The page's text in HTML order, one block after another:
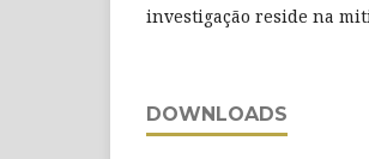
investigação reside na
DOWNLOADS